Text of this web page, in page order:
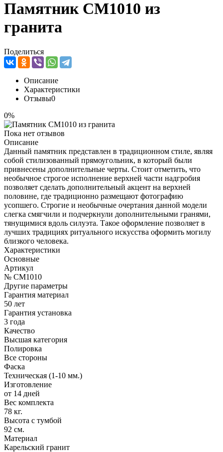
Памятник CM1010 из
гранита
Поделиться
Описание
Характеристики
Отзывы0
0%
Пока нет отзывов
Описание
Данный памятник представлен в традиционном стиле, являя
собой стилизованный прямоугольник, в который были
привнесены дополнительные черты. Стоит отметить, что
необычное строгое исполнение верхней части надгробия
позволяет сделать дополнительный акцент на верхней
половине, где традиционно размещают фотографию
усопшего. Строгие и необычные очертания данной модели
слегка смягчили и подчеркнули дополнительными гранями,
тянущимися вдоль силуэта. Такое оформление позволяет в
лучших традициях ритуального искусства оформить могилу
близкого человека.
Характеристики
Основные
Артикул
№ CM1010
Другие параметры
Гарантия материал
50 лет
Гарантия установка
3 года
Качество
Высшая категория
Полировка
Все стороны
Фаска
Техническая (1-10 мм.)
Изготовление
от 14 дней
Вес комплекта
78 кг.
Высота с тумбой
92 см.
Материал
Карельский гранит